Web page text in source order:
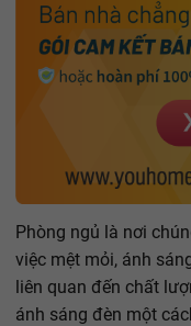
Phòng ngủ là nơi
việc mệt mỏi, ánh
liên quan đến chất
ánh sáng đèn một